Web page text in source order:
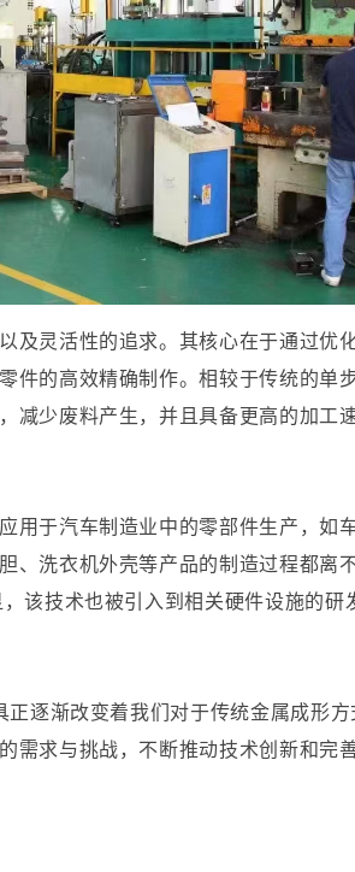
及灵活性的追求。其核心在于通过优
件的高效精确制作。相较于传统的单
减少废料产生，并且具备更高的加工
用于汽车制造业中的零部件生产，如
、洗衣机外壳等产品的制造过程都离
该技术也被引入到相关硬件设施的研
正逐渐改变着我们对于传统金属成形方
需求与挑战，不断推动技术创新和完